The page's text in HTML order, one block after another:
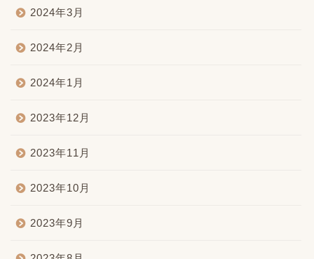
2024年3月
2024年2月
2024年1月
2023年12月
2023年11月
2023年10月
2023年9月